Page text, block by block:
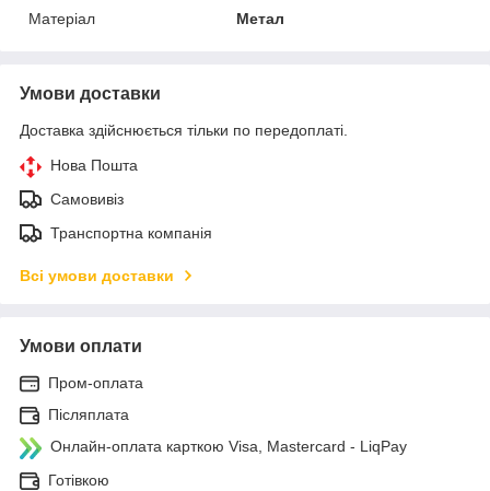
Матеріал
Метал
Умови доставки
Доставка здійснюється тільки по передоплаті.
Нова Пошта
Самовивіз
Транспортна компанія
Всі умови доставки
Умови оплати
Пром-оплата
Післяплата
Онлайн-оплата карткою Visa, Mastercard - LiqPay
Готівкою